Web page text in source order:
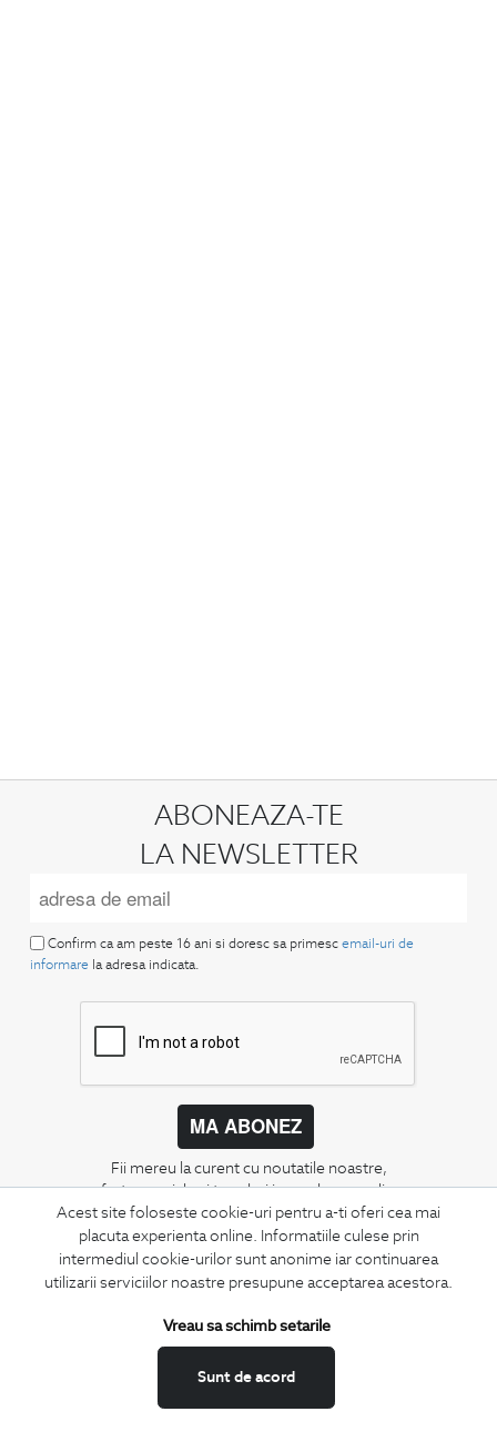
Acest site foloseste cookie-uri pentru a-ti oferi cea mai
placuta experienta online. Informatiile culese prin
intermediul cookie-urilor sunt anonime iar continuarea
utilizarii serviciilor noastre presupune acceptarea acestora.
Sunt de acord
Vreau sa schimb setarile
ABONEAZA-TE
LA NEWSLETTER
Confirm ca am peste 16 ani si doresc sa primesc email-uri de
informare la adresa indicata.
MA ABONEZ
Fii mereu la curent cu noutatile noastre,
oferte speciale si trenduri in moda masculina.
CONCIERGE
Termeni si conditii
Securitatea datelor